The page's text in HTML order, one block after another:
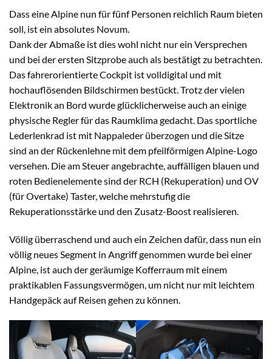
Dass eine Alpine nun für fünf Personen reichlich Raum bieten
soll, ist ein absolutes Novum.
Dank der Abmaße ist dies wohl nicht nur ein Versprechen
und bei der ersten Sitzprobe auch als bestätigt zu betrachten.
Das fahrerorientierte Cockpit ist volldigital und mit
hochauflösenden Bildschirmen bestückt. Trotz der vielen
Elektronik an Bord wurde glücklicherweise auch an einige
physische Regler für das Raumklima gedacht. Das sportliche
Lederlenkrad ist mit Nappaleder überzogen und die Sitze
sind an der Rückenlehne mit dem pfeilförmigen Alpine-Logo
versehen. Die am Steuer angebrachte, auffälligen blauen und
roten Bedienelemente sind der RCH (Rekuperation) und OV
(für Overtake) Taster, welche mehrstufig die
Rekuperationsstärke und den Zusatz-Boost realisieren.
Völlig überraschend und auch ein Zeichen dafür, dass nun ein
völlig neues Segment in Angriff genommen wurde bei einer
Alpine, ist auch der geräumige Kofferraum mit einem
praktikablen Fassungsvermögen, um nicht nur mit leichtem
Handgepäck auf Reisen gehen zu können.